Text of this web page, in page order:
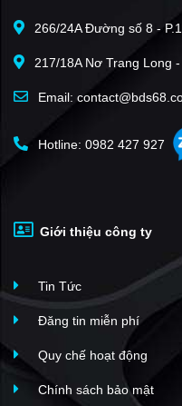
266/24A Đường số 8 -
217/18A Nơ Trang Long
Email:
Hotline: 0982 427 927
Giới thiệu công ty
Tin Tức
Đăng tin miễn phí
Quy chế hoạt động
Chính sách bảo mật